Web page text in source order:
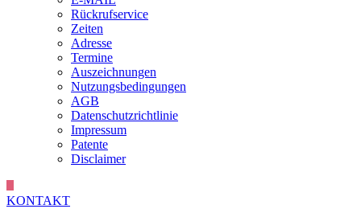
Rückrufservice
Zeiten
Adresse
Termine
Auszeichnungen
Nutzungsbedingungen
AGB
Datenschutzrichtlinie
Impressum
Patente
Disclaimer
KONTAKT